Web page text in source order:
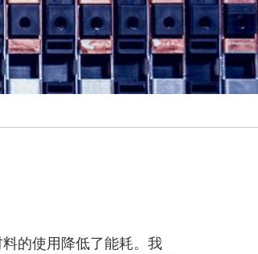
的使用降低了能耗。我